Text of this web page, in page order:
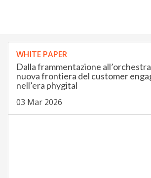
WHITE PAPER
Dalla frammentazione
nuova frontiera del customer
nell’era phygital
03 Mar 2026